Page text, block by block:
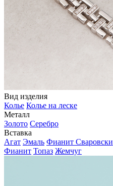
Вид изделия
Колье Колье на леске
Металл
Золото Серебро
Вставка
Агат Эмаль Фианит Сваровски
Фианит Топаз Жемчуг